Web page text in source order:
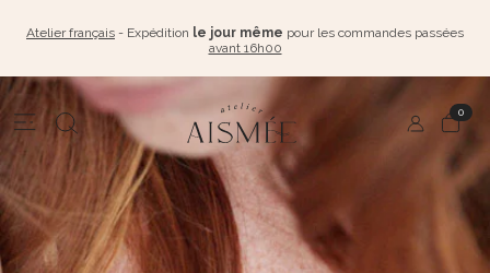
Atelier français - Expédition le jour même pour les commandes passées
avant 16h00
0